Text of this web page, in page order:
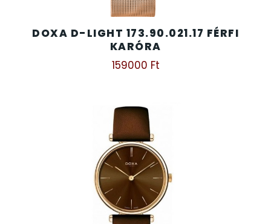
DOXA D-LIGHT 173.90.021.17 FÉRFI
KARÓRA
159000 Ft